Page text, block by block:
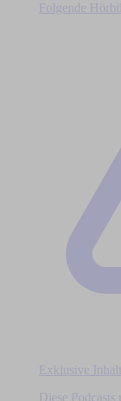
Folgende
Exklusive
Diese